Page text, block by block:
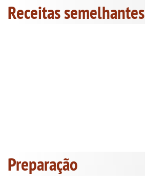
Receitas semelhantes
Preparação